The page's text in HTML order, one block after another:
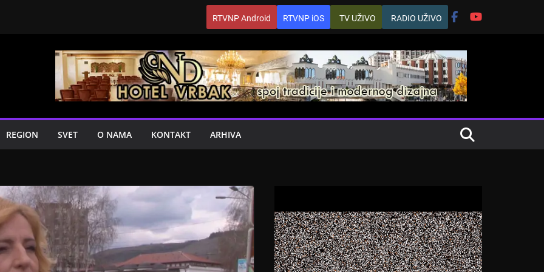
RTVNP Android RTVNP iOS TV UŽIVO RADIO UŽIVO
REGION SVET O NAMA KONTAKT ARHIVA